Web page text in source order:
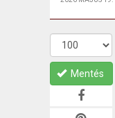
Mentés